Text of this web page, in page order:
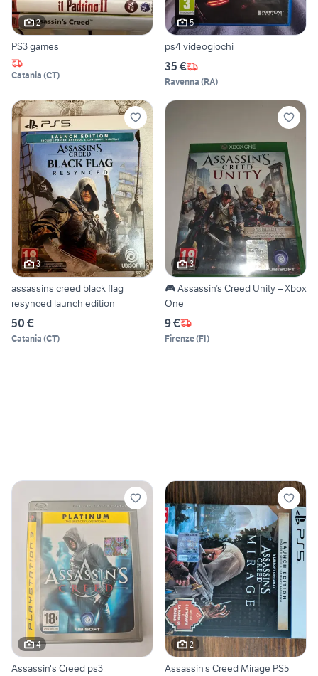
2
PS3 games
Catania (CT)
5
ps4 videogiochi
35 €
Ravenna (RA)
3
assassins creed black flag
resynced launch edition
50 €
Catania (CT)
3
🎮 Assassin’s Creed Unity – Xbox
One
9 €
Firenze(FI)
4
Assassin's Creed ps3
2
Assassin's Creed Mirage PS5